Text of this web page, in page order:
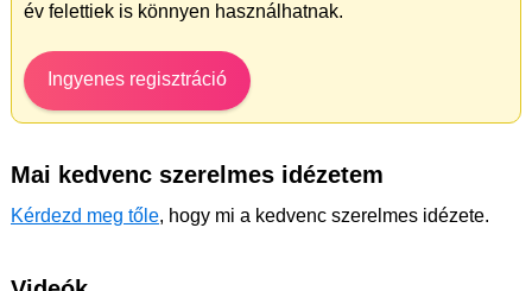
év felettiek is könnyen használhatnak.
Ingyenes regisztráció
Mai kedvenc szerelmes idézetem
Kérdezd meg tőle, hogy mi a kedvenc szerelmes idézete.